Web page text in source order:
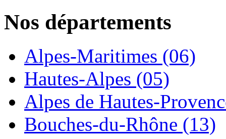
Nos départements
Alpes-Maritimes (06)
Hautes-Alpes (05)
Alpes de Hautes-
Bouches-du-Rhône (13)